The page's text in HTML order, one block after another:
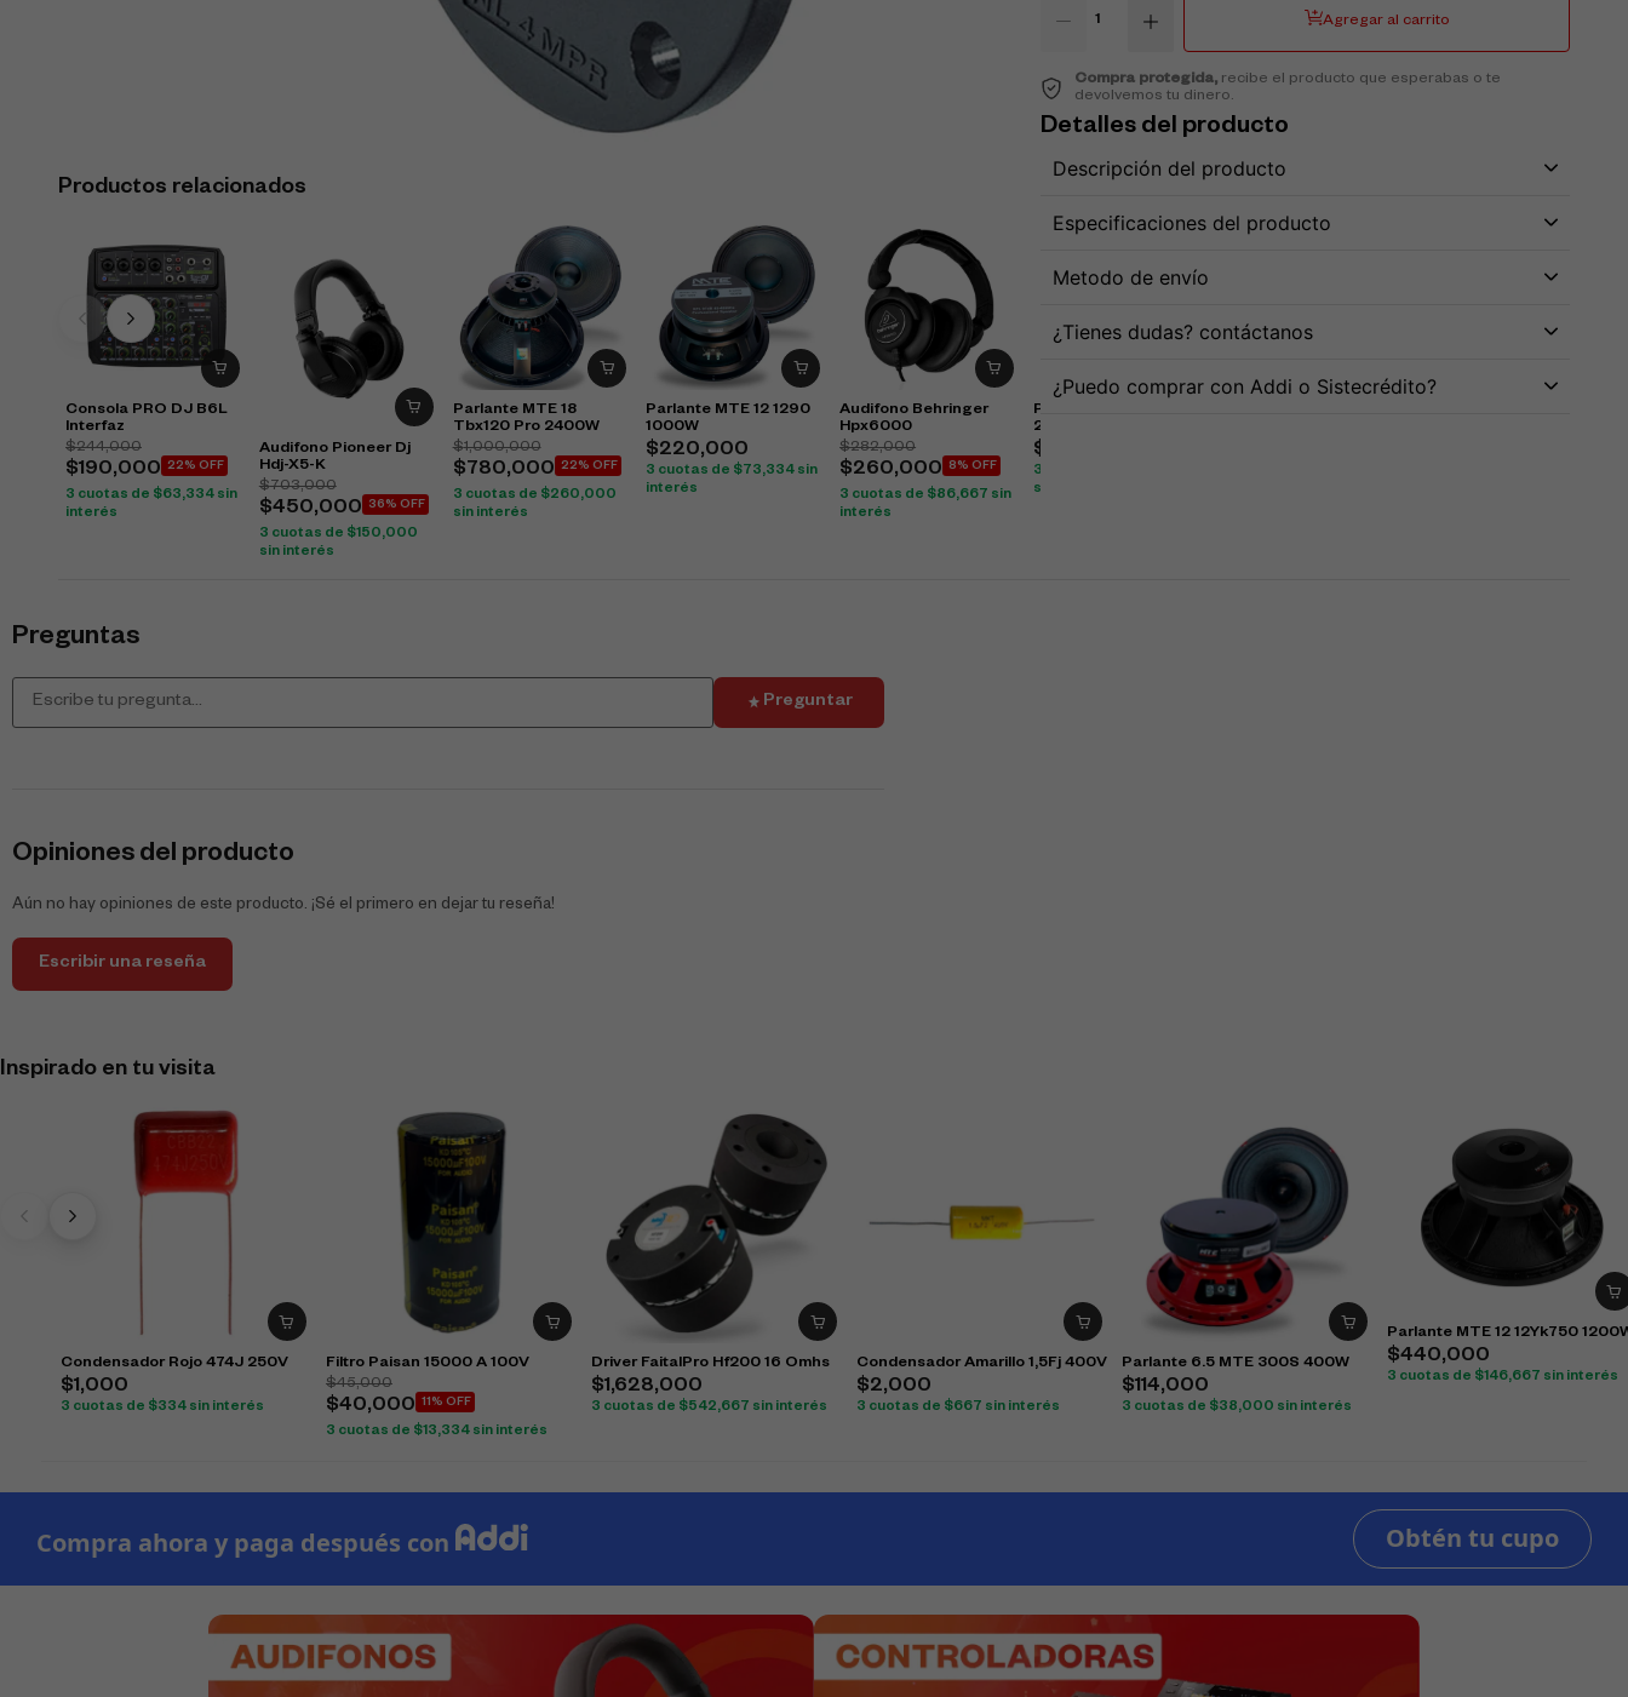
Productos relacionados
Consola PRO DJ B6L
Interfaz
$244,000
$190,000 22% OFF
3 cuotas de $63,334 sin
interés
Audifono Pioneer Dj
Hdj-X5-K
$703,000
$450,000 36% OFF
3 cuotas de $150,000
sin interés
Parlante MTE 18
Tbx120 Pro 2400W
$1,000,000
$ 780,000 22% OFF
3 cuotas de $260,000
sin interés
Parlante MTE 12 1290
1000W
$220,000
3 cuotas de $ 73,334 sin
interés
Audifono Behringer
Hpx6000
$282,000
$260,000 8% OFF
3 cuotas de $86,667 sin
interés
Parlante MTE 15 1030
2400W
$
3 cuotas de
sin interés
Agregar al carrito
Compra protegida,recibe el producto que esperabas o te
devolvemos tu dinero.
Detalles del producto
Descripción del producto
Especificaciones del producto
Metodo de envío
¿Tienes dudas? contáctanos
¿Puedo comprar con Addi o Sistecrédito?
Preguntas
Preguntar
Opiniones del producto
Aún no hay opiniones de este producto. ¡Sé el primero en dejar tu reseña!
Escribir una reseña
Inspirado en tu visita
Condensador Rojo 474J 250V
$1,000
3 cuotas de $334sin interés
Filtro Paisan 15000 A 100V
$45,000
$40,000 11% OFF
3 cuotas de $13,334sin interés
Driver FaitalPro Hf200 16 Omhs
$1,628,000
3 cuotas de $542,667 sin interés
Condensador Amarillo 1,5Fj 400V
$2,000
3 cuotas de $667 sin interés
Parlante 6.5 MTE 300S 400W
$114,000
3 cuotas de $38,000 sin interés
Parlante MTE 12 12Yk750
$440,000
3 cuotas de $146,667 sin interés